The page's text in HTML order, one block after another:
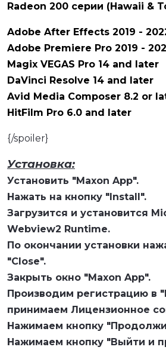
Radeon 200 серии (Hawaii &
Adobe After Effects 2019 -
Adobe Premiere Pro 2019 -
Magix VEGAS Pro 14 and later
DaVinci Resolve 14 and later
Avid Media Composer 8.2 or
HitFilm Pro 6.0 and later
{/spoiler}
Установка:
Установить "Maxon App".
Нажать на кнопку "Install".
Загрузится и установится
Webview2 Runtime.
По окончании установки
"Close".
Закрыть окно "Maxon App".
Производим регистрацию в
принимаем Лицензионное
Нажимаем кнопку
Нажимаем кнопку "Выйти и